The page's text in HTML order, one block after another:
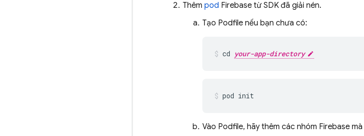
Thêm pod Firebase từ SDK đã giải nén.
Tạo Podfile nếu bạn chưa có:
cd your-app-directory
pod init
Vào Podfile, hãy thêm các nhóm Firebase